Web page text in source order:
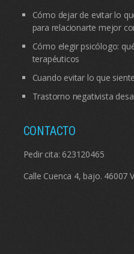
Cómo dejar de evitar lo
para relacionarte mejor
Cómo elegir psicólogo:
terapéuticos
Cuando evitar lo que
Trastorno negativista
CONTACTO
Pedir cita: 623120465
Calle Cuenca 4, bajo. 46007